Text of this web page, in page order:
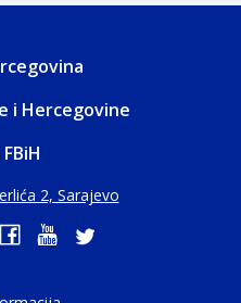
i Hercegovine
2, Sarajevo